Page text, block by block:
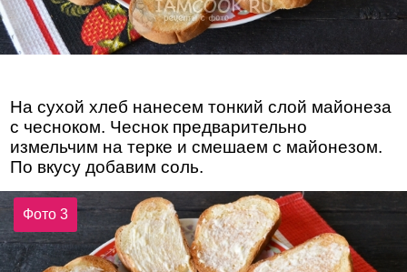
На сухой хлеб нанесем тонкий слой майонеза
с чесноком. Чеснок предварительно
измельчим на терке и смешаем с майонезом.
По вкусу добавим соль.
Фото 3